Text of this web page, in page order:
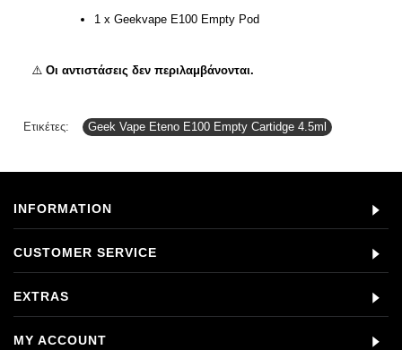
1 x Geekvape E100 Empty Pod
⚠️ Οι αντιστάσεις δεν περιλαμβάνονται.
Ετικέτες: Geek Vape Eteno E100 Empty Cartidge 4.5ml
INFORMATION
CUSTOMER SERVICE
EXTRAS
MY ACCOUNT